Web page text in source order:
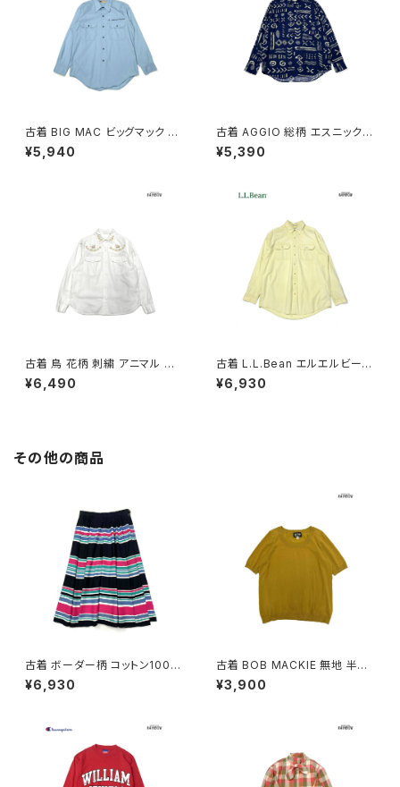
古着 BIG MAC ビッグマック 刺
繍 無地 コットン 長袖 シャツ 青
水色 (ttu2603111)
¥5,940
古着 AGGIO 総柄 エスニック柄
長袖 シャツ 紺 (ttu2603110)
¥5,390
古着 鳥 花柄 刺繍 アニマル コッ
トン100％ 長袖 シャツ 白 (ttu2
602024)
¥6,490
古着 L.L.Bean エルエルビーン
無地 コットン100％ 長袖 シャツ
黄 (ttu2603109)
¥6,930
その他の商品
古着 ボーダー柄 コットン100％
膝丈 スカート 黒 ピンク (ba26
07008)
¥6,930
古着 BOB MACKIE 無地 半袖
ニット マスタード 黄 (ttu25090
76)
¥3,900